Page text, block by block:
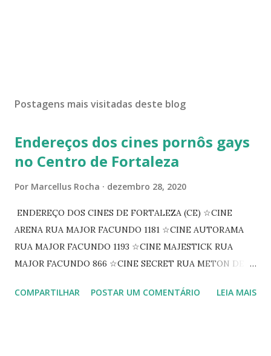
Postagens mais visitadas deste blog
Endereços dos cines pornôs gays
no Centro de Fortaleza
Por Marcellus Rocha dezembro 28, 2020
ENDEREÇO DOS CINES DE FORTALEZA (CE) ☆CINE
ARENA RUA MAJOR FACUNDO 1181 ☆CINE AUTORAMA
RUA MAJOR FACUNDO 1193 ☆CINE MAJESTICK RUA
MAJOR FACUNDO 866 ☆CINE SECRET RUA METON DE
PEIXOTO 1307 ☆CINE IRIS RUA FLORIANO PEIXOTO 1206
COMPARTILHAR POSTAR UM COMENTÁRIO LEIA MAIS